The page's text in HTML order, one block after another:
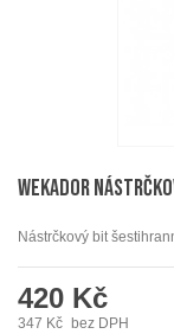
WEKADOR
Nástrčkový bit
420 Kč
347 Kč bez DPH